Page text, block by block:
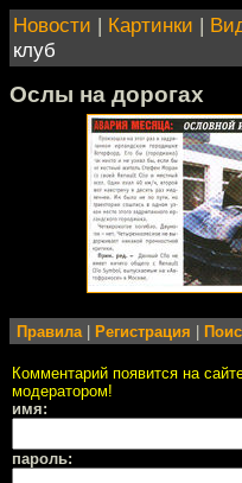
Новости | Картинки |
клуб
Ослы на дорогах
Правила Регистрация
Комментарий появится на
модератором!
имя:
пароль: